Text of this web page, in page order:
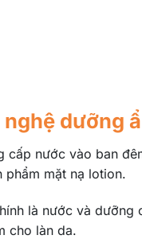
dưỡng
cấp nước vào ban
phẩm mặt nạ lotion.
là nước và
cho làn da.